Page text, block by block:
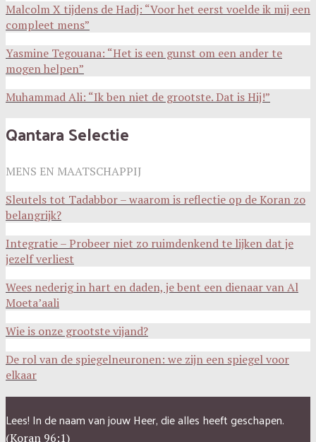
Malcolm X tijdens de Hadj: “Voor het eerst voelde ik mij een
compleet mens”
Yasmine Tegouana: “Het is een gunst om een ander te
mogen helpen”
Muhammad Ali: “Ik ben niet de grootste. Dat is Hij!”
Qantara Selectie
MENS EN MAATSCHAPPIJ
Sleutels tot Tadabbor – waarom is reflectie op de Koran zo
belangrijk?
Integratie – Probeer niet zo ruimdenkend te lijken dat je
jezelf verliest
Wees nederig in hart en daden, je bent een dienaar van Al
Moeta’aali
Wie is onze grootste vijand?
De rol van de spiegelneuronen: we zijn een spiegel voor
elkaar
Lees! In de naam van jouw Heer, die alles heeft geschapen.
(Koran 96:1)